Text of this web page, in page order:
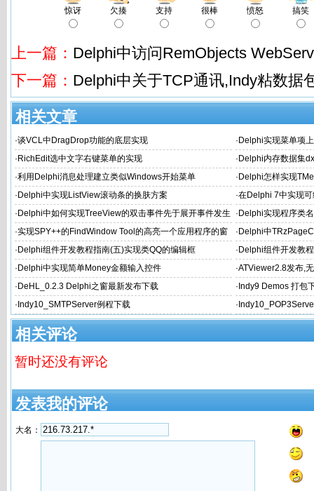
惊讶 欠揍 支持 很棒 愤怒 搞笑
上一篇： Delphi中访问RemObjects
下一篇： Delphi中关于TCP通讯,Indy粘数据
相关文章
·谈VCL中DragDrop功能的底层实现 · Delphi实现菜单项
· RichEdit选中文字右键菜单的实现 · Delphi内存数据集
·利用Delphi消息处理建立类似Windows开始菜单 · Delphi怎样实现
· Delphi中实现ListView滚动条的换肤方案 ·在Delphi 7中实现
· Delphi中如何实现TreeView的双击事件先于展开事件发生 · Delphi实现程序类
·实现SPY++的FindWindow Tool的高亮一个应用程序的窗
体或内部Object的边缘
· Delphi中
· Delphi组件开发教程指南(五)实现类QQ的编辑框 · Delphi组件开发教
· Delphi中实现简单Money金额输入控件 ·ATViewer2.8发布,
· DeHL_0.2.3 Delphi之窗最新发布下载 · Indy9 Demos 打包
· Indy10_SMTPServer例程下载 ·
相关评论
暂时还没有评论
发表我的评论
大名：